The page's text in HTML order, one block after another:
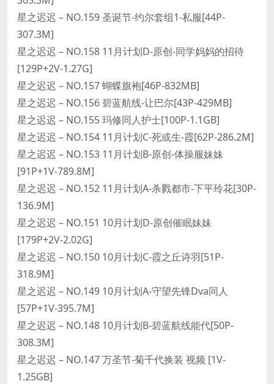
星之迟迟 – NO.159 圣诞节-约尔套组1-私服[44P-
307.3M]
星之迟迟 – NO.158 11月计划D-原创-同学妈妈的招待
[129P+2V-1.27G]
星之迟迟 – NO.157 蝴蝶旗袍[46P-832MB]
星之迟迟 – NO.156 碧蓝航线-让巴尔[43P-429MB]
星之迟迟 – NO.155 玛修同人护士[100P-1.1GB]
星之迟迟 – NO.154 11月计划C-死或生-霞[62P-286.2M]
星之迟迟 – NO.153 11月计划B-原创-体操服妹妹
[91P+1V-789.8M]
星之迟迟 – NO.152 11月计划A-杀戮都市-下平玲花[30P-
136.9M]
星之迟迟 – NO.151 10月计划D-原创催眠妹妹
[179P+2V-2.02G]
星之迟迟 – NO.150 10月计划C-霞之丘诗羽[51P-
318.9M]
星之迟迟 – NO.149 10月计划A-守望先锋Dva同人
[57P+1V-395.7M]
星之迟迟 – NO.148 10月计划B-碧蓝航线能代[50P-
308.3M]
星之迟迟 – NO.147 万圣节-菊千代换装 视频 [1V-
1.25GB]